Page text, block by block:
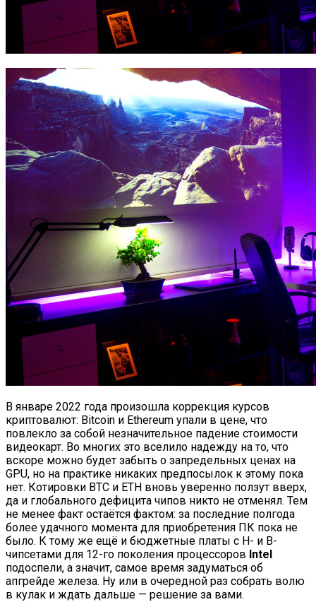
В январе 2022 года произошла коррекция курсов
криптовалют: Bitcoin и Ethereum упали в цене, что
повлекло за собой незначительное падение стоимости
видеокарт. Во многих это вселило надежду на то, что
вскоре можно будет забыть о запредельных ценах на
GPU, но на практике никаких предпосылок к этому пока
нет. Котировки BTC и ETH вновь уверенно ползут вверх,
да и глобального дефицита чипов никто не отменял. Тем
не менее факт остаётся фактом: за последние полгода
более удачного момента для приобретения ПК пока не
было. К тому же ещё и бюджетные платы с H- и B-
чипсетами для 12-го поколения процессоров Intel
подоспели, а значит, самое время задуматься об
апгрейде железа. Ну или в очередной раз собрать волю
в кулак и ждать дальше — решение за вами.